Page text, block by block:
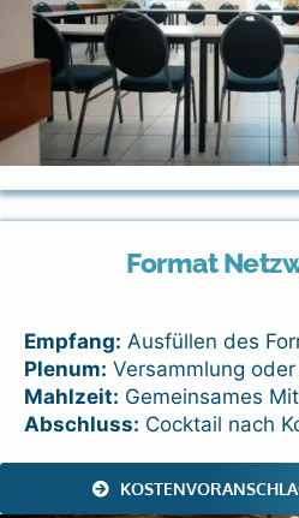
Format
Empfang: Ausfüllen des
Plenum: Versammlung
Mahlzeit: Gemeinsames
Abschluss: Cocktail nach